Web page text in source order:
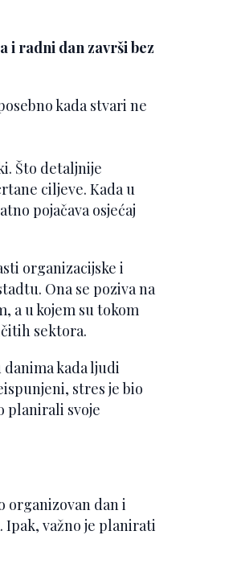
i radni dan završi bez
kada stvari ne
Što detaljnije
ciljeve. Kada u
pojačava osjećaj
organizacijske i
Ona se poziva na
a u kojem su tokom
sektora.
kada ljudi
stres je bio
planirali svoje
organizovan dan i
Ipak, važno je planirati